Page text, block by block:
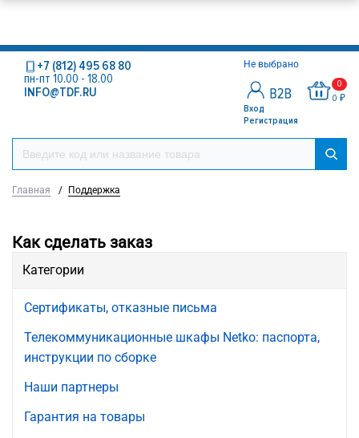
Не выбрано
Вход
Регистрация
0
0 ₽
+7 (812) 495 68 80
пн-пт 10.00 - 18.00
INFO@TDF.RU
Главная / Поддержка
Как сделать заказ
Категории
Сертификаты, отказные письма
Телекоммуникационные шкафы Netko: паспорта,
инструкции по сборке
Наши партнеры
Гарантия на товары